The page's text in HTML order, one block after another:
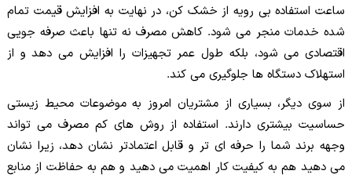
ساعت استفاده بی رویه از خشک کن، در نهایت به افزایش قیمت تمام
شده خدمات منجر می شود. کاهش مصرف نه تنها باعث صرفه جویی
اقتصادی می شود، بلکه طول عمر تجهیزات را افزایش می دهد و از
استهلاک دستگاه ها جلوگیری می کند.
از سوی دیگر، بسیاری از مشتریان امروز به موضوعات محیط زیستی
حساسیت بیشتری دارند. استفاده از روش های کم مصرف می تواند
وجهه برند شما را حرفه ای تر و قابل اعتمادتر نشان دهد، زیرا نشان
می دهید هم به کیفیت کار اهمیت می دهید و هم به حفاظت از منابع